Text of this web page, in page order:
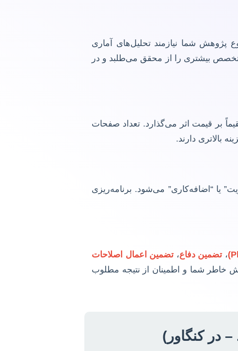
پژوهش شما نیازمند تحلیل‌های آماری
بیشتری را از محقق می‌طلبد و در
بر قیمت اثر می‌گذارد. تعداد صفحات
بالاتری دارند.
یا “اضافه‌کاری” می‌شود. برنامه‌ریزی
، تضمین دفاع، تضمین اعمال اصلاحات
خاطر شما و اطمینان از نتیجه مطلوب
در کنگاور)